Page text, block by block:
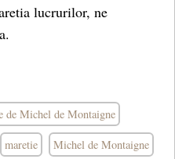
lucrurilor, ne
de Michel de Montaigne
maretie Michel de Montaigne